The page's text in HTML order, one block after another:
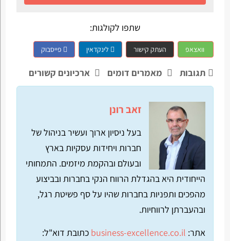
שתפו לקולגות:
וואצאפ העתק קישור לינקדאין פייסבוק
תגובות מאמרים דומים ארכיונים קשורים
זאב רונן
בעל ניסיון ארוך ועשיר בניהול של
חברות ויחידות עסקיות בארץ
ובעולם ובהקמת מיזמים. התמחותי
הייחודית היא בהגדלת הרווח הנקי בחברות ובביצוע
מהפכים ותפניות בחברות שהיו על סף פשיטת רגל,
ובהעברתן לרווחיות.
אתר: business-excellence.co.il כתובת דוא"ל: